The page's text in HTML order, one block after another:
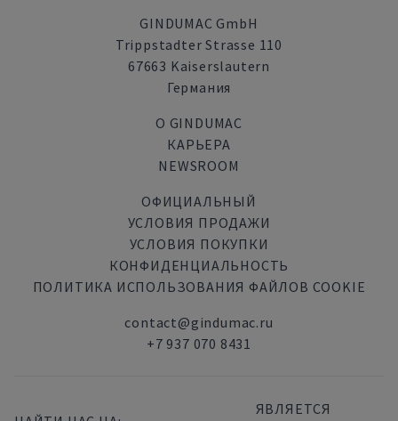
GINDUMAC GmbH
Trippstadter Strasse 110
67663 Kaiserslautern
Германия
О GINDUMAC
КАРЬЕРА
NEWSROOM
ОФИЦИАЛЬНЫЙ
УСЛОВИЯ ПРОДАЖИ
УСЛОВИЯ ПОКУПКИ
КОНФИДЕНЦИАЛЬНОСТЬ
ПОЛИТИКА ИСПОЛЬЗОВАНИЯ ФАЙЛОВ COOKIE
contact@gindumac.ru
+7 937 070 8431
ЯВЛЯЕТСЯ